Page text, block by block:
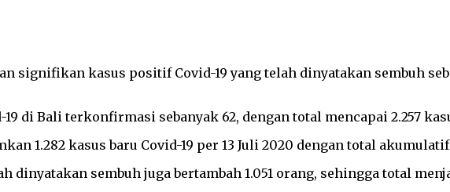
signifikan kasus positif Covid-19 yang telah dinyatakan sembuh
di Bali terkonfirmasi sebanyak 62, dengan total mencapai 2.257
1.282 kasus baru Covid-19 per 13 Juli 2020 dengan total
dinyatakan sembuh juga bertambah 1.051 orang, sehingga total